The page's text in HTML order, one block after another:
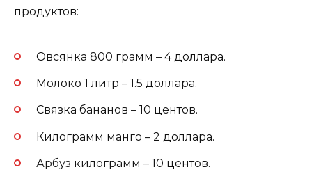
продуктов:
Овсянка 800 грамм – 4 доллара.
Молоко 1 литр – 1.5 доллара.
Связка бананов – 10 центов.
Килограмм манго – 2 доллара.
Арбуз килограмм – 10 центов.